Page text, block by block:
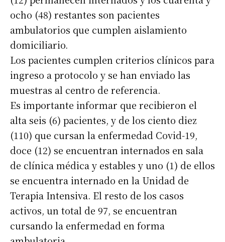
Suscribirme gratis
Dirección de correo electrónico *
ocho (48) restantes son pacientes
ambulatorios que cumplen aislamiento
domiciliario.
Los pacientes cumplen criterios clínicos para
ingreso a protocolo y se han enviado las
muestras al centro de referencia.
Es importante informar que recibieron el
alta seis (6) pacientes, y de los ciento diez
(110) que cursan la enfermedad Covid-19,
doce (12) se encuentran internados en sala
de clínica médica y estables y uno (1) de ellos
se encuentra internado en la Unidad de
Terapia Intensiva. El resto de los casos
activos, un total de 97, se encuentran
cursando la enfermedad en forma